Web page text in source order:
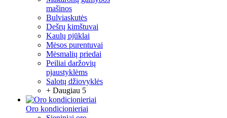
mašinos
Bulviaskutės
Dešrų kimštuvai
Kaulų pjūklai
Mėsos purentuvai
Mėsmalių priedai
Peiliai daržovių
pjaustyklėms
Salotų džiovyklės
+ Daugiau 5
Oro kondicionieriai